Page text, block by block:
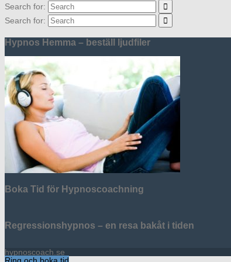
Search for:
Search for:
Hypnos Hemma – beställ ljudfiler
Boka Tid för Hypnoscoachning
Regressionshypnos – en resa bakåt i tiden
hypnoscoach.se
Ring och boka tid